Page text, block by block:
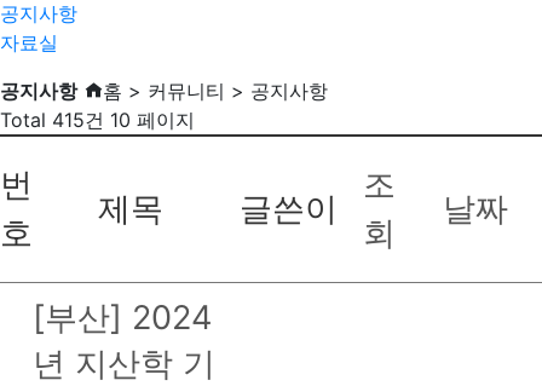
공지사항
자료실
공지사항
홈 > 커뮤니티 > 공지사항
Total 415건 10 페이지
번
호
제목 글쓴이
조
회
날짜
[부산] 2024
년 지산학 기